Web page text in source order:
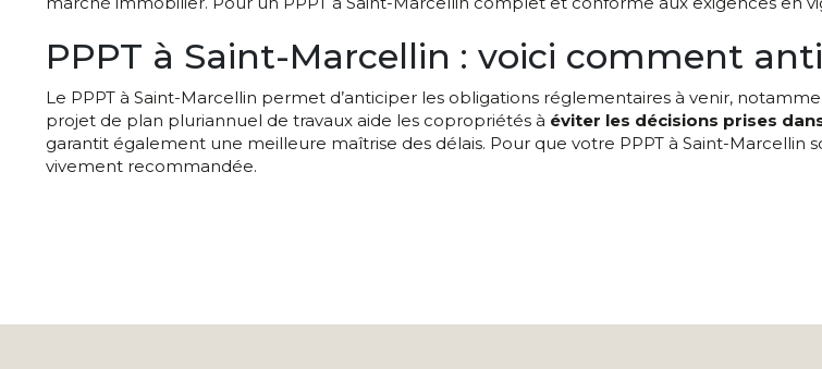
PPPT à Saint-Marcellin : voici comment
Le PPPT à Saint-Marcellin permet d’anticiper les obligations réglementaires à venir,
projet de plan pluriannuel de travaux aide les copropriétés à éviter les décisions prises
garantit également une meilleure maîtrise des délais. Pour que votre PPPT à Saint-Marcellin
vivement recommandée.